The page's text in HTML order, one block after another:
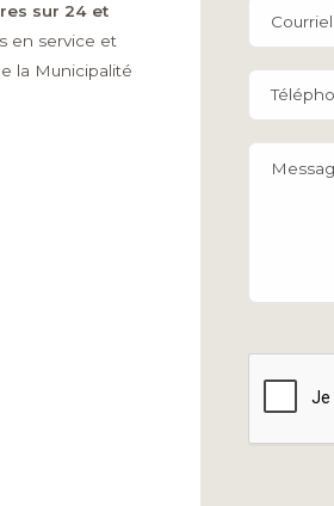
sur 24 et
en service et
la Municipalité
Courriel